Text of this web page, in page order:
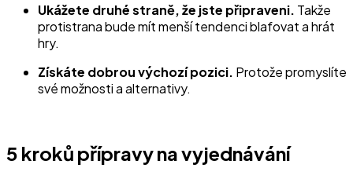
Ukážete druhé straně, že jste připraveni. Takže
protistrana bude mít menší tendenci blafovat a hrát
hry.
Získáte dobrou výchozí pozici. Protože promyslíte
své možnosti a alternativy.
5 kroků přípravy na vyjednávání